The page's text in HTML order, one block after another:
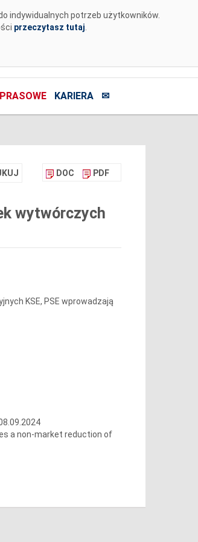
indywidualnych potrzeb użytkowników.
przeczytasz tutaj
KARIERA ✉
DOC PDF
wytwórczych
KSE, PSE wprowadzają
a non-market reduction of